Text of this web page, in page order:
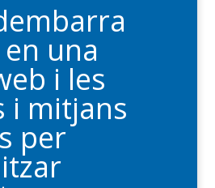
una
i les
i mitjans
per